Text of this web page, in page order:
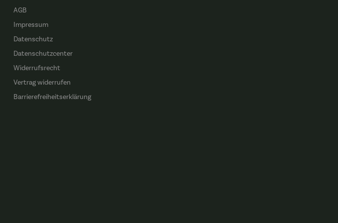
AGB
Impressum
Datenschutz
Datenschutzcenter
Widerrufsrecht
Vertrag widerrufen
Barrierefreiheitserklärung